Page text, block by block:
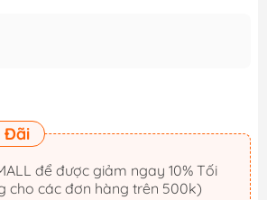
Đãi
để được giảm ngay 10% Tối
cho các đơn hàng trên 500k)